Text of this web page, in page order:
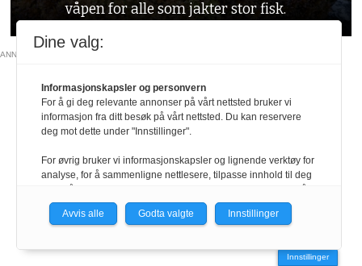
våpen for alle som jakter stor fisk.
ANNONSE
Innstillinger
Dine valg:
Informasjonskapsler og personvern
For å gi deg relevante annonser på vårt nettsted bruker vi
informasjon fra ditt besøk på vårt nettsted. Du kan reservere
deg mot dette under "Innstillinger".
For øvrig bruker vi informasjonskapsler og lignende verktøy for
analyse, for å sammenligne nettlesere, tilpasse innhold til deg
personvernerklæring.
du få relevante annonser på nettstedene til medlemmene i
nettverket basert på informasjon fra dine besøk på tvers av
Avvis alle Godta valgte Innstillinger